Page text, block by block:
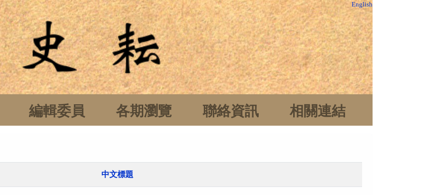
English
編輯委員 各期瀏覽 聯絡資訊 相關連結
中文標題